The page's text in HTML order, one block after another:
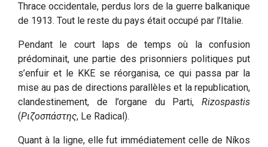
Thrace occidentale, perdus lors de la guerre balkanique
de 1913. Tout le reste du pays était occupé par l’Italie.
Pendant le court laps de temps où la confusion
prédominait, une partie des prisonniers politiques put
s’enfuir et le KKE se réorganisa, ce qui passa par la
mise au pas de directions parallèles et la republication,
clandestinement, de l’organe du Parti, Rizospastis
(Ριζοσπάστης, Le Radical).
Quant à la ligne, elle fut immédiatement celle de Níkos